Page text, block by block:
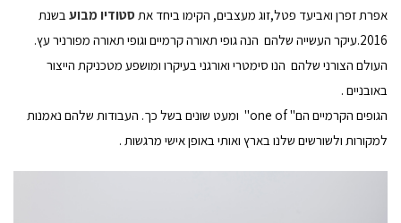
אפרת זפרן ואביעד פטל,זוג מעצבים, הקימו ביחד אתסטודיו מבוע בשנת
2016.עיקר העשייה שלהם הנה גופי תאורה קרמיים וגופי תאורה מפורניר עץ.
העולם הצורני שלהם הנו סימטרי ואורגני בעיקרו ומושפע מטכניקת הייצור
באובניים .
הגופים הקרמיים הם" one of" ומעט שונים בשל כך. העבודות שלהם נאמנות
למקורות ולשורשים שלנו בארץ ואותי באופן אישי מרגשות .